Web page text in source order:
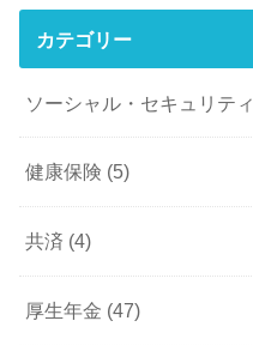
カテゴリー
ソーシャル・セキュリティ
健康保険 (5)
共済 (4)
厚生年金 (47)